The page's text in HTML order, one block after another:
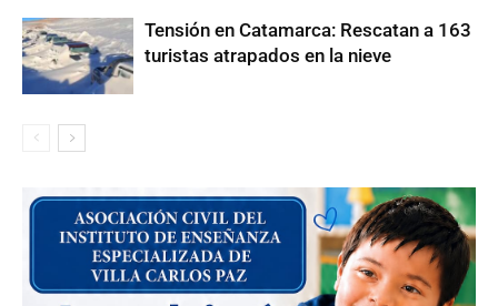
Tensión en Catamarca: Rescatan a 163
turistas atrapados en la nieve